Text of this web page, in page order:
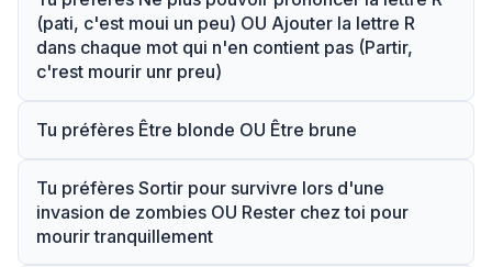
(pati, c'est moui un peu) OU Ajouter la lettre R
dans chaque mot qui n'en contient pas (Partir,
c'rest mourir unr preu)
Tu préfères Être blonde OU Être brune
Tu préfères Sortir pour survivre lors d'une
invasion de zombies OU Rester chez toi pour
mourir tranquillement